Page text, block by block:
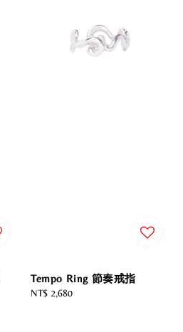
Tempo Ring 節奏戒指
Regular
NT$ 2,680